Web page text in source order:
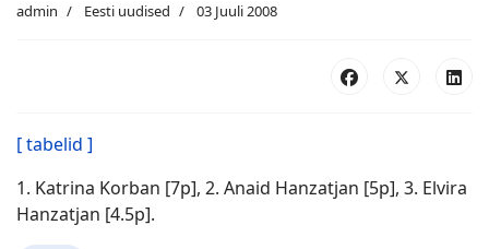
admin Eesti uudised 03 Juuli 2008
[ tabelid ]
1. Katrina Korban [7p], 2. Anaid Hanzatjan [5p], 3. Elvira
Hanzatjan [4.5p].